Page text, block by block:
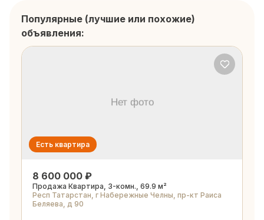
Популярные (лучшие или похожие)
объявления:
Есть квартира
8 600 000 ₽
Продажа Квартира, 3-комн., 69.9 м²
Респ Татарстан, г Набережные Челны, пр-кт Раиса
Беляева, д 90